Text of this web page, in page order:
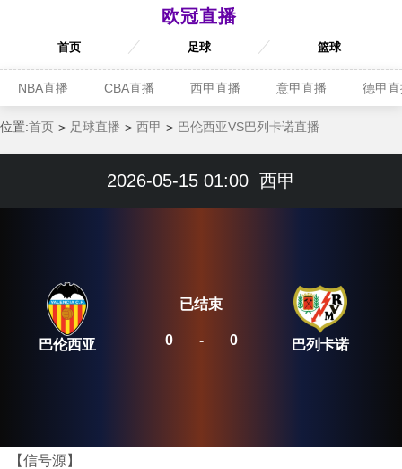
欧冠直播
首页 足球 篮球
NBA直播 CBA直播 西甲直播 意甲直播 德甲
位置:首页 足球直播 西甲 巴伦西亚VS巴列卡诺直播
2026-05-15 01:00 西甲
巴伦西亚 0 - 0
已结束
巴列卡诺
【信号源】